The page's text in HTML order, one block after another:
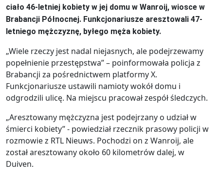
ciało 46-letniej kobiety w jej domu w Wanroij, wiosce w
Brabancji Północnej. Funkcjonariusze aresztowali 47-
letniego mężczyznę, byłego męża kobiety.
„Wiele rzeczy jest nadal niejasnych, ale podejrzewamy
popełnienie przestępstwa” – poinformowała policja z
Brabancji za pośrednictwem platformy X.
Funkcjonariusze ustawili namioty wokół domu i
odgrodzili ulicę. Na miejscu pracował zespół śledczych.
„Aresztowany mężczyzna jest podejrzany o udział w
śmierci kobiety” - powiedział rzecznik prasowy policji w
rozmowie z RTL Nieuws. Pochodzi on z Wanroij, ale
został aresztowany około 60 kilometrów dalej, w
Duiven.